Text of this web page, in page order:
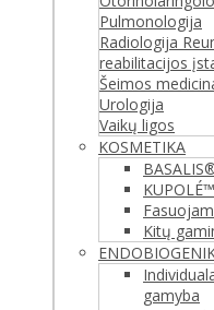
Pulmonologija
Radiologija
reabilitacijos
Šeimos
Urologija
Vaikų ligos
KOSMETIKA
Kitų
gamyba